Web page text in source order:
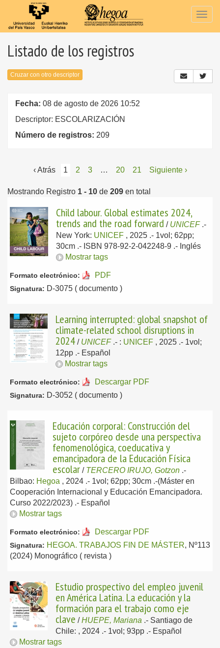
Listado de los registros
Cruzar con otro descriptor
Fecha: 08 de agosto de 2026 10:52
Descriptor: ESCOLARIZACIÓN
Número de registros: 209
‹ Atrás 1 2 3 … 20 21 Siguiente ›
Mostrando Registro 1 - 10 de 209 en total
Child labour. Global estimates 2024,
trends and the road forward / UNICEF .-
New York: UNICEF , 2025 .- 1vol; 62pp;
30cm .- ISBN 978-92-2-042248-9 .- Inglés
Mostrar tags
Formato electrónico: PDF
Signatura: D-3075 ( documento )
Learning interrupted: global snapshot of
climate-related school disruptions in
2024 / UNICEF .- : UNICEF , 2025 .- 1vol;
12pp .- Español
Mostrar tags
Formato electrónico: Descargar PDF
Signatura: D-3052 ( documento )
Educación corporal: Construcción del
sujeto corpóreo desde una perspectiva
fenomenológica, coeducativa y
emancipadora de la Educación Física
escolar / TERCERO IRUJO, Gotzon .-
Bilbao: Hegoa , 2024 .- 1vol; 62pp; 30cm .-(Máster en
Cooperación Internacional y Educación Emancipadora.
Curso 2022/2023) .- Español
Mostrar tags
Formato electrónico: Descargar PDF
Signatura: HEGOA. TRABAJOS FIN DE MÁSTER, Nº113
(2024) Monográfico ( revista )
Estudio prospectivo del empleo juvenil
en América Latina. La educación y la
formación para el trabajo como eje
clave /HUEPE, Mariana .- Santiago de
Chile: , 2024 .- 1vol; 93pp .- Español
Mostrar tags